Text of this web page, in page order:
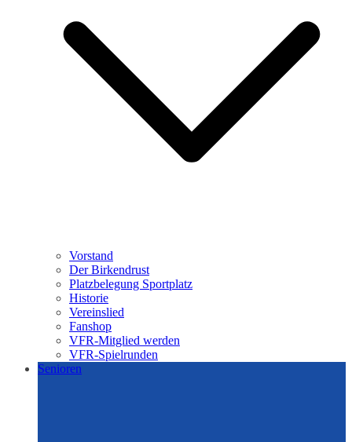
Vorstand
Der Birkendrust
Platzbelegung Sportplatz
Historie
Vereinslied
Fanshop
VFR-Mitglied werden
VFR-Spielrunden
Senioren